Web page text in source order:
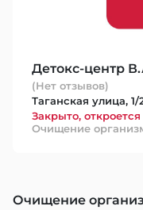
Детокс-центр
(Нет отзывов)
Таганская улица, 1/
Закрыто,
Очищение
Очищение